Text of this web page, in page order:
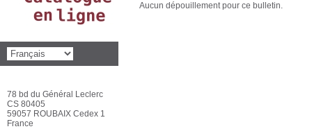
Aucun dépouillement pour ce bulletin.
78 bd du Général Leclerc
CS 80405
59057 ROUBAIX Cedex 1
France